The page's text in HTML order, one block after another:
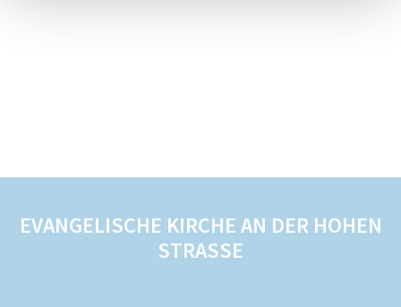
EVANGELISCHE KIRCHE AN DER HOHEN
STRASSE